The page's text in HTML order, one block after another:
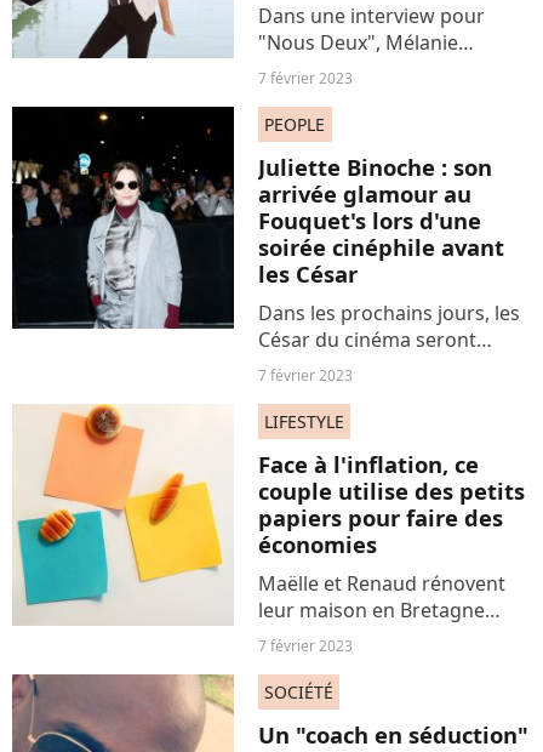
Dans une interview pour
"Nous Deux", Mélanie
Maudran a fait des
familiale, en particulier sur
l'éducation de ses deux fils.
Elle en a également profité
pour...
7 février 2023
PEOPLE
Juliette Binoche : son
arrivée glamour au
Fouquet's lors d'une
soirée cinéphile avant
les César
Dans les prochains jours, les
César du cinéma seront
célébrés. Le Fouquet's a alors
nominés, et parmi eux :
Juliette Binoche et Benoît
Magimel. Outre le talent,...
7 février 2023
LIFESTYLE
Face à l'inflation, ce
couple utilise des petits
papiers pour faire des
économies
Maëlle et Renaud rénovent
leur maison en Bretagne
depuis un an. Mais avec
matériaux a explosé. Le
couple a trouvé une
technique originale et
7 février 2023
SOCIÉTÉ
Un "coach en séduction"